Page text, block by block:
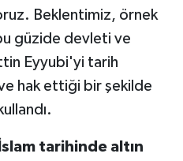
Beklentimiz, örnek
güzide devleti ve
Eyyubi'yi tarih
hak ettiği bir şekilde
tarihinde altın